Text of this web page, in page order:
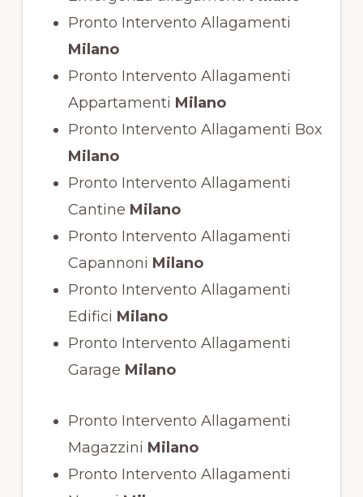
Pronto Intervento Allagamenti
Milano
Pronto Intervento Allagamenti
Appartamenti Milano
Pronto Intervento Allagamenti Box
Milano
Pronto Intervento Allagamenti
Cantine Milano
Pronto Intervento Allagamenti
Capannoni Milano
Pronto Intervento Allagamenti
Edifici Milano
Pronto Intervento Allagamenti
Garage Milano
Pronto Intervento Allagamenti
Magazzini Milano
Pronto Intervento Allagamenti